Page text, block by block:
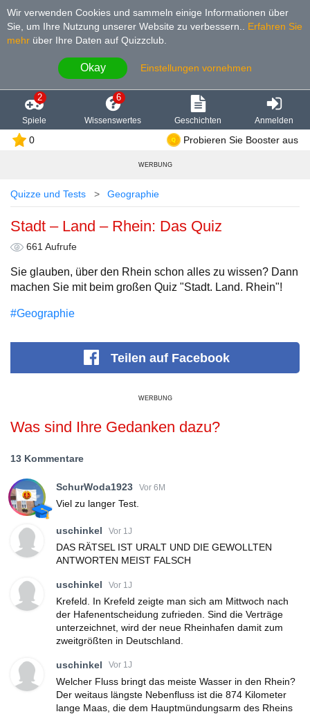
Wir verwenden Cookies und sammeln einige Informationen über
Sie, um Ihre Nutzung unserer Website zu verbessern.
Erfahren Sie
mehr über Ihre Daten auf Quizzclub.
Okay Einstellungen vornehmen
2
Spiele
6
Wissenswertes Geschichten Anmelden
0 Probieren Sie Booster aus
WERBUNG
Quizze und Tests Geographie
Stadt – Land – Rhein: Das Quiz
661 Aufrufe
Sie glauben, über den Rhein schon alles zu wissen? Dann
machen Sie mit beim großen Quiz "Stadt. Land. Rhein"!
#Geographie
Teilenauf Facebook
WERBUNG
Was sind Ihre Gedanken dazu?
13 Kommentare
SchurWoda1923 Vor 6M
Viel zu langer Test.
uschinkel Vor 1J
DAS RÄTSEL IST URALT UND DIE GEWOLLTEN
ANTWORTEN MEIST FALSCH
uschinkel Vor 1J
Krefeld. In Krefeld zeigte man sich am Mittwoch nach
der Hafenentscheidung zufrieden. Sind die Verträge
unterzeichnet, wird der neue Rheinhafen damit zum
zweitgrößten in Deutschland.
uschinkel Vor 1J
Welcher Fluss bringt das meiste Wasser in den Rhein?
Der weitaus längste Nebenfluss ist die 874 Kilometer
lange Maas, die dem Hauptmündungsarm des Rheins